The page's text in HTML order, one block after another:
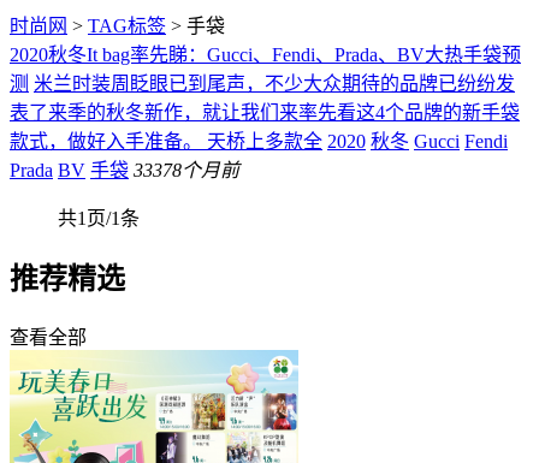
时尚网 > TAG标签 > 手袋
2020秋冬It bag率先睇：Gucci、Fendi、Prada、BV大热手袋预
测 米兰时装周眨眼已到尾声，不少大众期待的品牌已纷纷发
表了来季的秋冬新作，就让我们来率先看这4个品牌的新手袋
款式，做好入手准备。 天桥上多款全 2020 秋冬 Gucci Fendi
Prada BV 手袋 33378个月前
共1页/1条
推荐精选
查看全部